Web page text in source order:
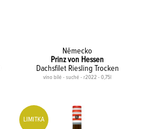
Německo
Prinz von Hessen
Dachsfilet Riesling Trocken
víno bílé - suché - r2022 - 0,75l
LIMITKA